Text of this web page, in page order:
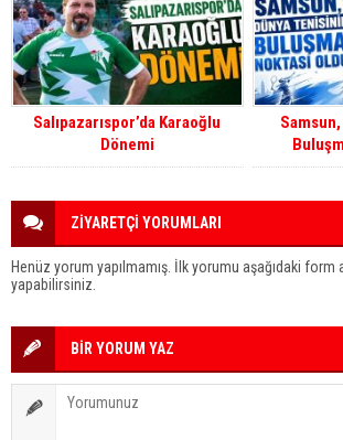
Salıpazarıspor’da Karaoğlu
Dönemi
ZİYARETÇİ YORUMLARI
Henüz yorum yapılmamış. İlk yorumu aşağıdaki form
yapabilirsiniz.
BİR YORUM YAZ